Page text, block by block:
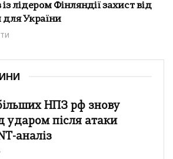
із лідером Фінляндії захист від
для України
НПЗ рф знову
ударом після атаки
аналіз